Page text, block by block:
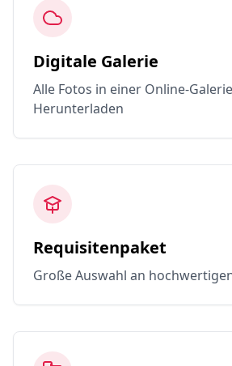
Digitale Galerie
Alle Fotos in einer Online-
Herunterladen
Requisitenpaket
Große Auswahl an